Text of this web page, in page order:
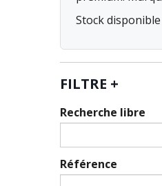
Stock
FILTRE +
Recherche libre
Référence